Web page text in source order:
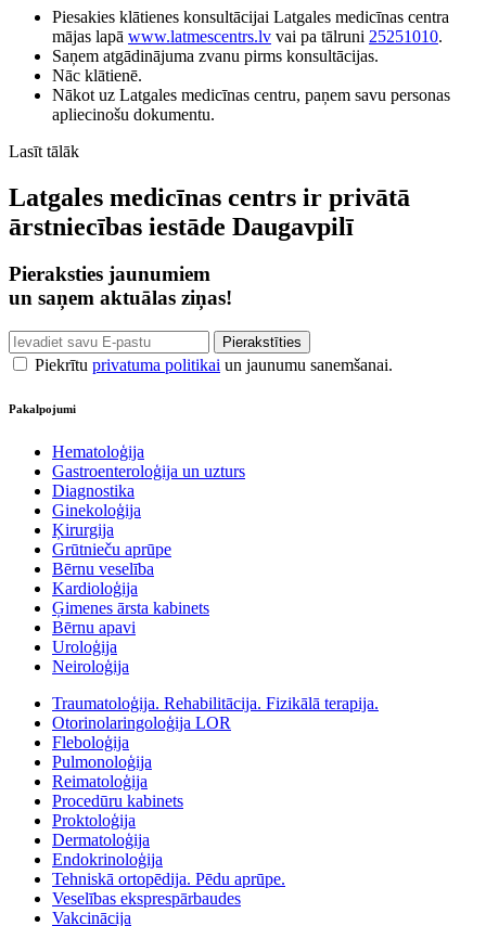
Piesakies klātienes konsultācijai Latgales medicīnas centra
mājas lapā www.latmescentrs.lv vai pa tālruni 25251010.
Saņem atgādinājuma zvanu pirms konsultācijas.
Nāc klātienē.
Nākot uz Latgales medicīnas centru, paņem savu personas
apliecinošu dokumentu.
Lasīt tālāk
Latgales medicīnas centrs ir privātā
ārstniecības iestāde Daugavpilī
Pieraksties jaunumiem
un saņem aktuālas ziņas!
Piekrītu privatuma politikai un jaunumu sanemšanai.
Pakalpojumi
Hematoloģija
Gastroenteroloģija un uzturs
Diagnostika
Ginekoloģija
Ķirurgija
Grūtnieču aprūpe
Bērnu veselība
Kardioloģija
Ģimenes ārsta kabinets
Bērnu apavi
Uroloģija
Neiroloģija
Traumatoloģija. Rehabilitācija. Fizikālā terapija.
Otorinolaringoloģija LOR
Fleboloģija
Pulmonoloģija
Reimatoloģija
Procedūru kabinets
Proktoloģija
Dermatoloģija
Endokrinoloģija
Tehniskā ortopēdija. Pēdu aprūpe.
Veselības eksprespārbaudes
Vakcinācija